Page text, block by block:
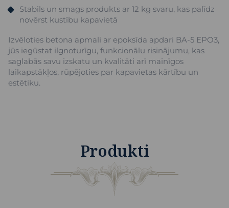
Stabils un smags produkts ar 12 kg svaru, kas palīdz
novērst kustību kapavietā
Izvēloties betona apmali ar epoksīda apdari BA-5 EPO3,
jūs iegūstat ilgnoturīgu, funkcionālu risinājumu, kas
saglabās savu izskatu un kvalitāti arī mainīgos
laikapstākļos, rūpējoties par kapavietas kārtību un
estētiku.
Produkti